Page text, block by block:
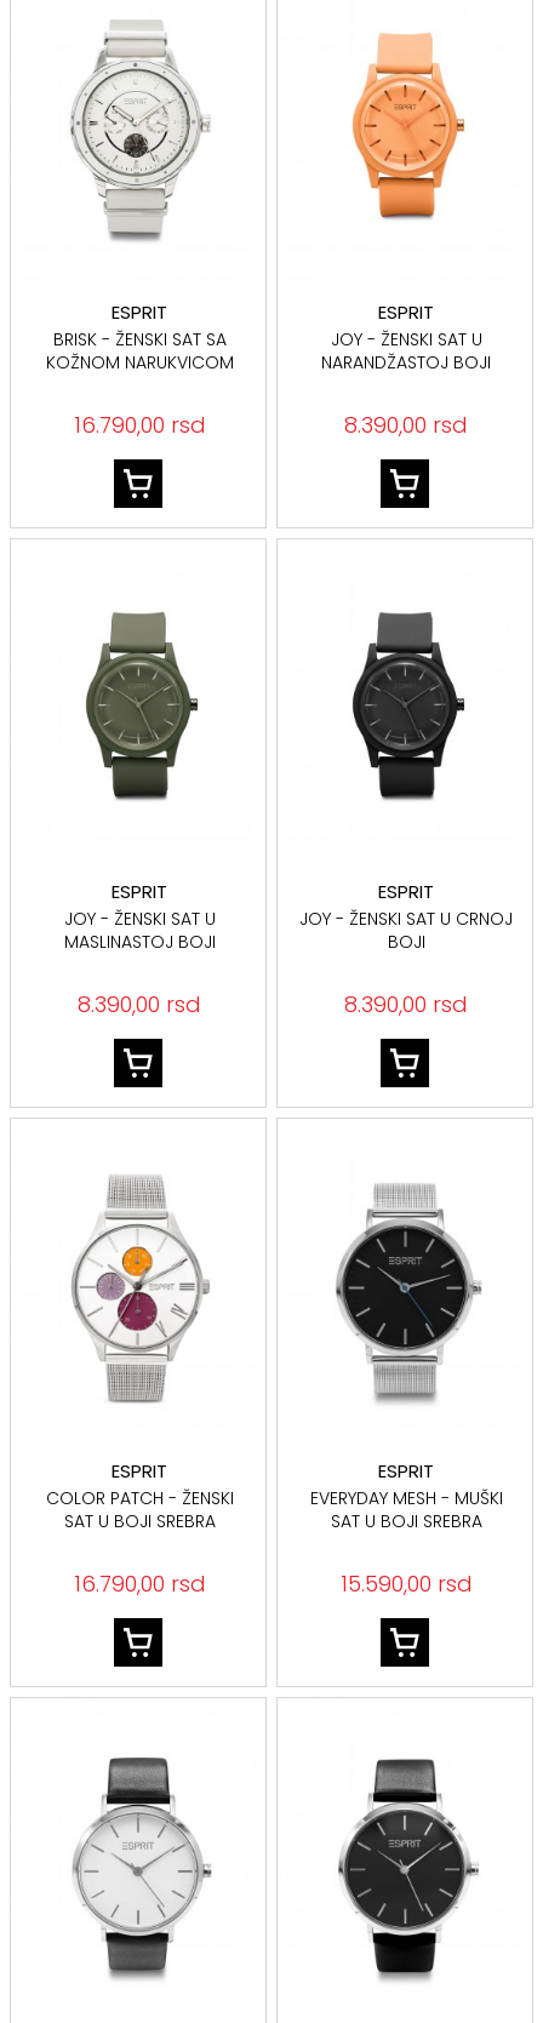
ESPRIT
BRISK - ŽENSKI SAT SA
KOŽNOM NARUKVICOM
16.790,00 rsd
ESPRIT
JOY - ŽENSKI SAT U
NARANDŽASTOJ BOJI
8.390,00 rsd
ESPRIT
JOY - ŽENSKI SAT U
MASLINASTOJ BOJI
8.390,00 rsd
ESPRIT
JOY - ŽENSKI SAT U CRNOJ
BOJI
8.390,00 rsd
ESPRIT
COLOR PATCH - ŽENSKI
SAT U BOJI SREBRA
16.790,00 rsd
ESPRIT
EVERYDAY MESH - MUŠKI
SAT U BOJI SREBRA
15.590,00 rsd